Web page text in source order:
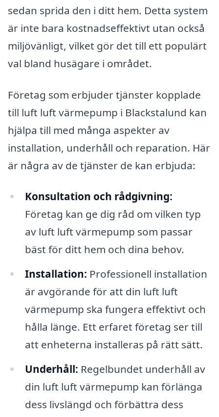
sedan sprida den i ditt hem. Detta system
är inte bara kostnadseffektivt utan också
miljövänligt, vilket gör det till ett populärt
val bland husägare i området.
Företag som erbjuder tjänster kopplade
till luft luft värmepump i Blackstalund kan
hjälpa till med många aspekter av
installation, underhåll och reparation. Här
är några av de tjänster de kan erbjuda:
Konsultation och rådgivning:
Företag kan ge dig råd om vilken typ
av luft luft värmepump som passar
bäst för ditt hem och dina behov.
Installation: Professionell installation
är avgörande för att din luft luft
värmepump ska fungera effektivt och
hålla länge. Ett erfaret företag ser till
att enheterna installeras på rätt sätt.
Underhåll: Regelbundet underhåll av
din luft luft värmepump kan förlänga
dess livslängd och förbättra dess